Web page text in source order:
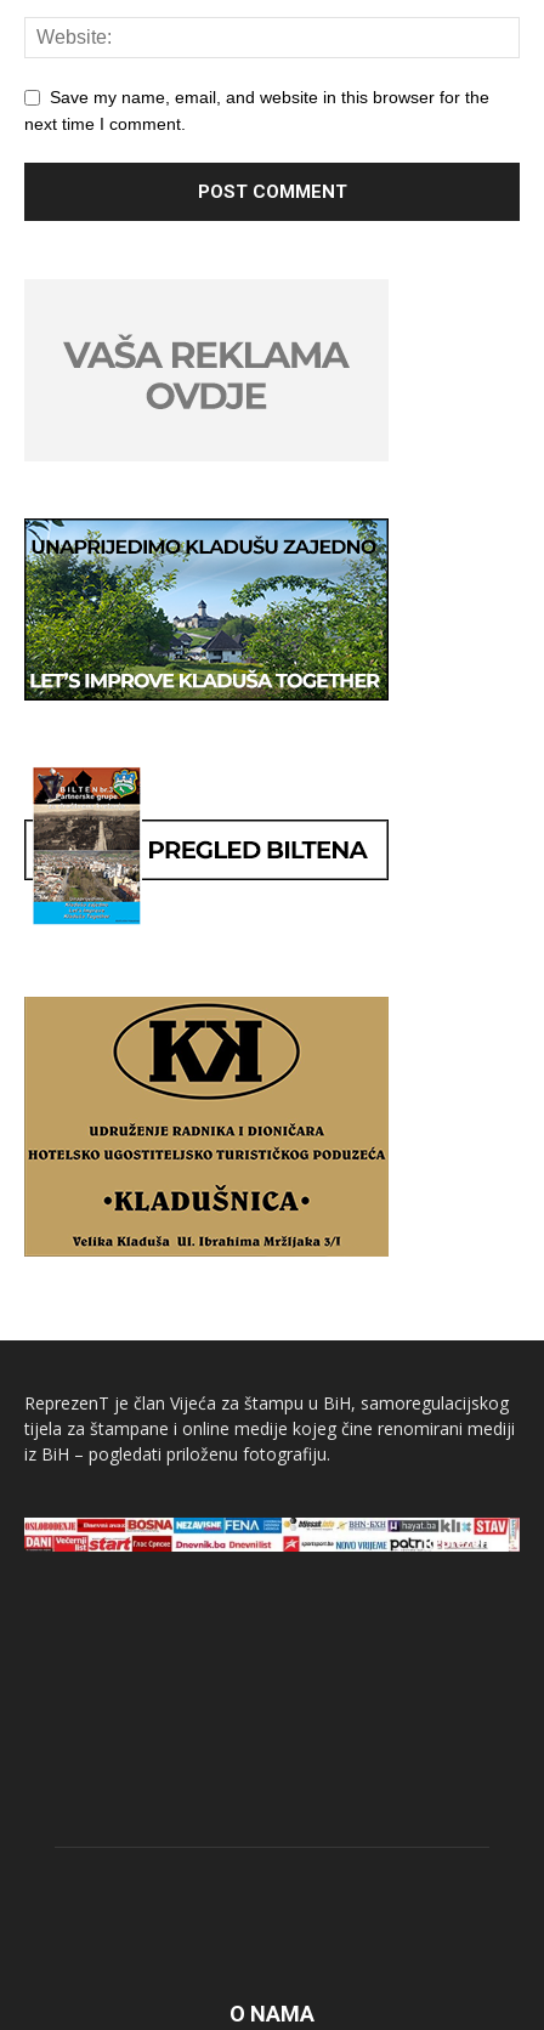
Save my name, email, and website in this browser for the
next time I comment.
ReprezenT je član Vijeća za štampu u BiH, samoregulacijskog
tijela za štampane i online medije kojeg čine renomirani mediji
iz BiH – pogledati priloženu fotografiju.
O NAMA